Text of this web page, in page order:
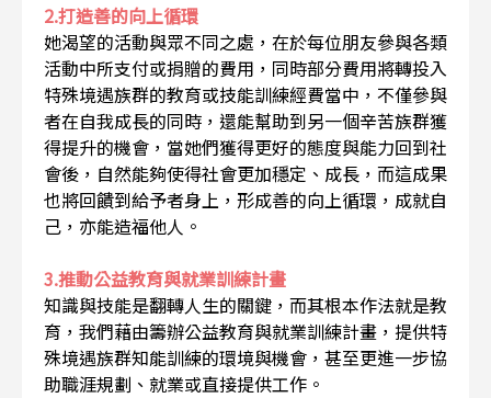
2.打造善的向上循環
她渴望的活動與眾不同之處，在於每位朋友參與各類
活動中所支付或捐贈的費用，同時部分費用將轉投入
特殊境遇族群的教育或技能訓練經費當中，不僅參與
者在自我成長的同時，還能幫助到另一個辛苦族群獲
得提升的機會，當她們獲得更好的態度與能力回到社
會後，自然能夠使得社會更加穩定、成長，而這成果
也將回饋到給予者身上，形成善的向上循環，成就自
己，亦能造福他人。
3.推動公益教育與就業訓練計畫
知識與技能是翻轉人生的關鍵，而其根本作法就是教
育，我們藉由籌辦公益教育與就業訓練計畫，提供特
殊境遇族群知能訓練的環境與機會，甚至更進一步協
助職涯規劃、就業或直接提供工作。